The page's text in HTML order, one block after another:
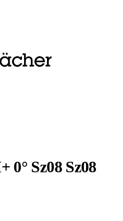
Sz08 Sz08